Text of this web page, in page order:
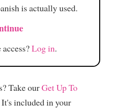
is actually used.
Log in.
Take ourGet Up To
It's included in your